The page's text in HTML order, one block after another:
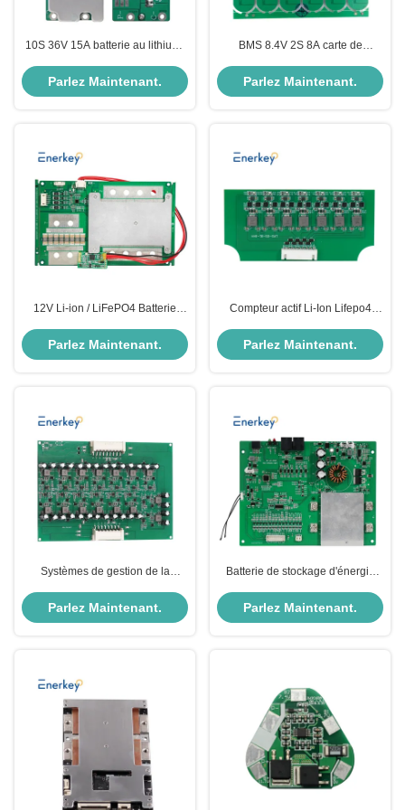
10S 36V 15A batterie au lithium-
PCM pour vélos électriques
Parlez Maintenant.
BMS 8.4V 2S 8A carte de
lithium 18650
Parlez Maintenant.
12V Li-ion / LiFePO4 Batterie
protection de carte 4S 100A 150A
Type PCM
Parlez Maintenant.
Compteur actif Li-Ion Lifepo4
Avec RS485 RS232 Bt
Parlez Maintenant.
Systèmes de gestion de la
48V
Parlez Maintenant.
Batterie de stockage d'énergie
55,5V Li-ion 30A 40A 50A avec
RS485
Parlez Maintenant.